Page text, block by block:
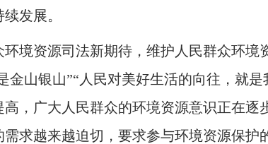
发展。
境资源司法新期待，维护人民群众环境
金山银山”“人民对美好生活的向往，就
，广大人民群众的环境资源意识正在逐
求越来越迫切，要求参与环境资源保护